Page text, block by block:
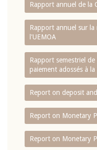
Rapport annuel de la
Rapport annuel sur
l'UEMOA
Rapport semestriel de
paiement adossés à
Report on deposit
Report on Monetary
Report on Monetary